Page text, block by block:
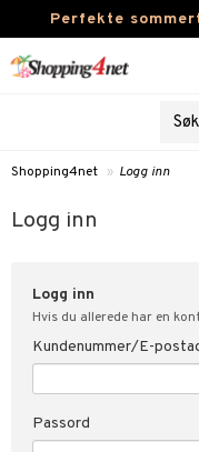
Perfekte
Kontaktlinser
Helsekost
Fitness
Hjem & innredning
Leketøy, Barn & Baby
Varemerker
Shopping4net » Logg inn
Logg inn
Logg inn
Hvis du allerede har en
Kundenummer/E-
Passord
& svar